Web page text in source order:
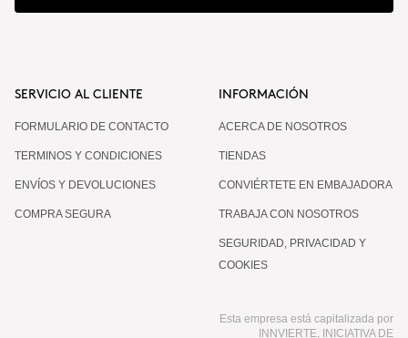
SERVICIO AL CLIENTE
FORMULARIO DE CONTACTO
TERMINOS Y CONDICIONES
ENVÍOS Y DEVOLUCIONES
COMPRA SEGURA
INFORMACIÓN
ACERCA DE NOSOTROS
TIENDAS
CONVIÉRTETE EN EMBAJADORA
TRABAJA CON NOSOTROS
SEGURIDAD, PRIVACIDAD Y
COOKIES
Esta empresa está capitalizada por
INNVIERTE, INICIATIVA DE